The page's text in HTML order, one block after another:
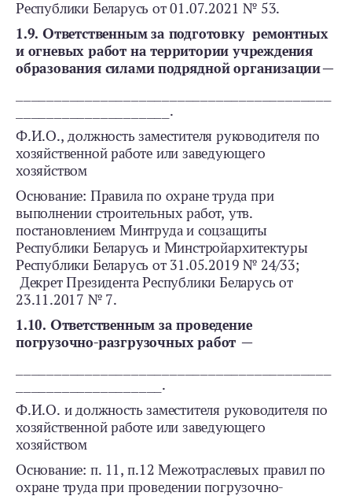
Республики Беларусь от 01.07.2021 № 53.
1.9. Ответственным за подготовку ремонтных
и огневых работ на территории учреждения
образования силами подрядной организации—
____________________.
Ф.И.О., должность заместителя руководителя по
хозяйственной работе или заведующего
хозяйством
Основание: Правила по охране труда при
выполнении строительных работ, утв.
постановлением Минтруда и соцзащиты
Республики Беларусь и Минстройархитектуры
Республики Беларусь от 31.05.2019 № 24/33;
Декрет Президента Республики Беларусь от
23.11.2017 № 7.
1.10. Ответственным за проведение
погрузочно-разгрузочных работ —
___________________.
Ф.И.О. и должность заместителя руководителя по
хозяйственной работе или заведующего
хозяйством
Основание: п. 11, п.12 Межотраслевых правил по
охране труда при проведении погрузочно-